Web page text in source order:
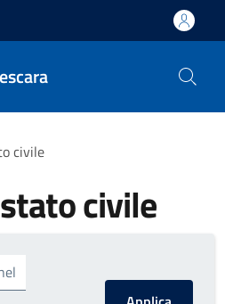
civile
civile